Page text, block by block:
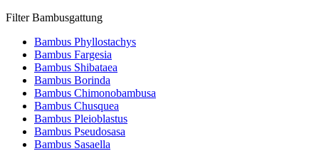
Filter Bambusgattung
Bambus Phyllostachys
Bambus Fargesia
Bambus Shibataea
Bambus Borinda
Bambus Chimonobambusa
Bambus Chusquea
Bambus Pleioblastus
Bambus Pseudosasa
Bambus Sasaella